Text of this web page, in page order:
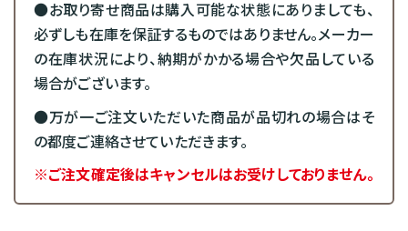
●お取り寄せ商品は購入可能な状態にありましても、
必ずしも在庫を保証するものではありません。メーカー
の在庫状況により、納期がかかる場合や欠品している
場合がございます。
●万が一ご注文いただいた商品が品切れの場合はそ
の都度ご連絡させていただきます。
※ご注文確定後はキャンセルはお受けしておりません。